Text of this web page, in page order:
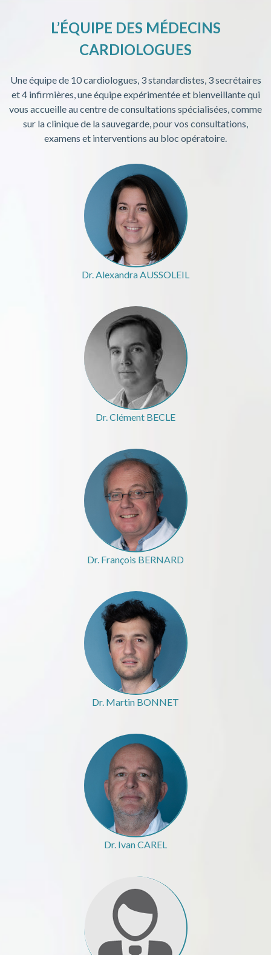
L’ÉQUIPE DES MÉDECINS
CARDIOLOGUES
Une équipe de 10 cardiologues, 3 standardistes, 3 secrétaires
et 4 infirmières, une équipe expérimentée et bienveillante qui
vous accueille au centre de consultations spécialisées, comme
sur la clinique de la sauvegarde, pour vos consultations,
examens et interventions au bloc opératoire.
Dr. Alexandra AUSSOLEIL
Dr. Clément BECLE
Dr. François BERNARD
Dr. Martin BONNET
Dr. Ivan CAREL